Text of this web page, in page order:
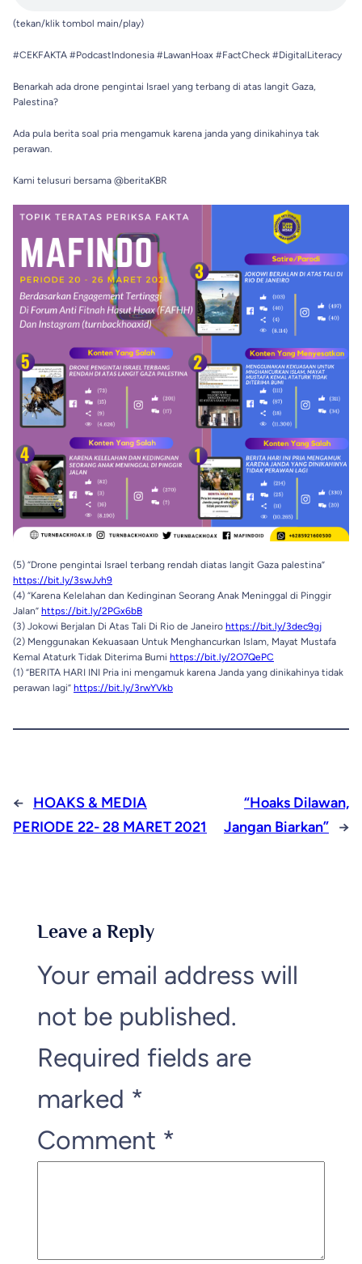
(tekan/klik tombol main/play)
#CEKFAKTA #PodcastIndonesia #LawanHoax #FactCheck #DigitalLiteracy
Benarkah ada drone pengintai Israel yang terbang di atas langit Gaza,
Palestina?
Ada pula berita soal pria mengamuk karena janda yang dinikahinya tak
perawan.
Kami telusuri bersama @beritaKBR
(5) “Drone pengintai Israel terbang rendah diatas langit Gaza palestina”
https://bit.ly/3swJvh9
(4) “Karena Kelelahan dan Kedinginan Seorang Anak Meninggal di Pinggir
Jalan” https://bit.ly/2PGx6bB
(3) Jokowi Berjalan Di Atas Tali Di Rio de Janeiro https://bit.ly/3dec9gj
(2) Menggunakan Kekuasaan Untuk Menghancurkan Islam, Mayat Mustafa
Kemal Ataturk Tidak Diterima Bumi https://bit.ly/2O7QePC
(1) “BERITA HARI INI Pria ini mengamuk karena Janda yang dinikahinya tidak
perawan lagi” https://bit.ly/3rwYVkb
← HOAKS & MEDIA
PERIODE 22- 28 MARET 2021
“Hoaks Dilawan,
Jangan Biarkan” →
Leave a Reply
Your email address will
not be published.
Required fields are
marked *
Comment *